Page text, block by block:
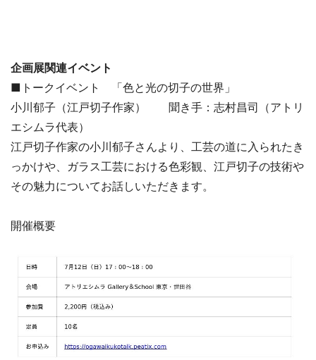
企画展関連イベント
■トークイベント 「色と光の切子の世界」
小川郁子（江戸切子作家） 聞き手：志村昌司（アトリ
エシムラ代表）
江戸切子作家の小川郁子さんより、工芸の道に入られたき
っかけや、ガラス工芸における色彩観、江戸切子の技術や
その魅力についてお話しいただきます。
開催概要